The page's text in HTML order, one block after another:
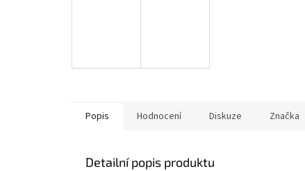
Popis Hodnocení Diskuze Značka
Detailní popis produktu